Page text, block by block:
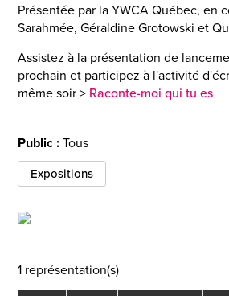
Présentée par la YWCA Québec, en
Sarahmée, Géraldine Grotowski et
Assistez à la présentation de
prochain et participez à l'activité
même soir > Raconte-moi qui tu es
Public :Tous
Expositions
1 représentation(s)